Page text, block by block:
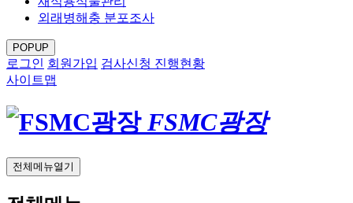
외래병해충 분포조사
POPUP
로그인 회원가입 검사신청 진행현황
사이트맵
FSMC광장
전체메뉴열기